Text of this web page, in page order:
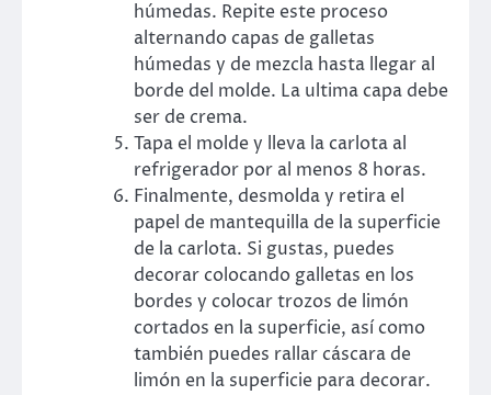
húmedas. Repite este proceso
alternando capas de galletas
húmedas y de mezcla hasta llegar al
borde del molde. La ultima capa debe
ser de crema.
Tapa el molde y lleva la carlota al
refrigerador por al menos 8 horas.
Finalmente, desmolda y retira el
papel de mantequilla de la superficie
de la carlota. Si gustas, puedes
decorar colocando galletas en los
bordes y colocar trozos de limón
cortados en la superficie, así como
también puedes rallar cáscara de
limón en la superficie para decorar.